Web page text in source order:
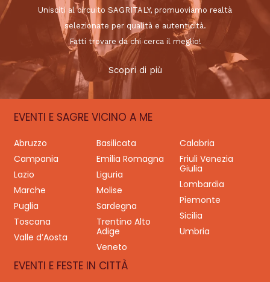
Unisciti al circuito SAGRITALY, promuoviamo realtà
selezionate per qualità e autenticità.
Fatti trovare da chi cerca il meglio!
Scopri di più
EVENTI E SAGRE VICINO A ME
Abruzzo Basilicata
Calabria
Campania
Emilia Romagna
Friuli Venezia
Giulia
Lazio
Liguria
Lombardia
Marche
Molise
Piemonte
Puglia
Sardegna
Sicilia
Toscana
Trentino Alto
Adige
Umbria
Valle d’Aosta
Veneto
EVENTI E FESTE IN CITTÀ